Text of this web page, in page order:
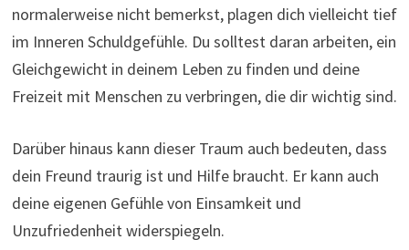
normalerweise nicht bemerkst, plagen dich vielleicht tief
im Inneren Schuldgefühle. Du solltest daran arbeiten, ein
Gleichgewicht in deinem Leben zu finden und deine
Freizeit mit Menschen zu verbringen, die dir wichtig sind.
Darüber hinaus kann dieser Traum auch bedeuten, dass
dein Freund traurig ist und Hilfe braucht. Er kann auch
deine eigenen Gefühle von Einsamkeit und
Unzufriedenheit widerspiegeln.